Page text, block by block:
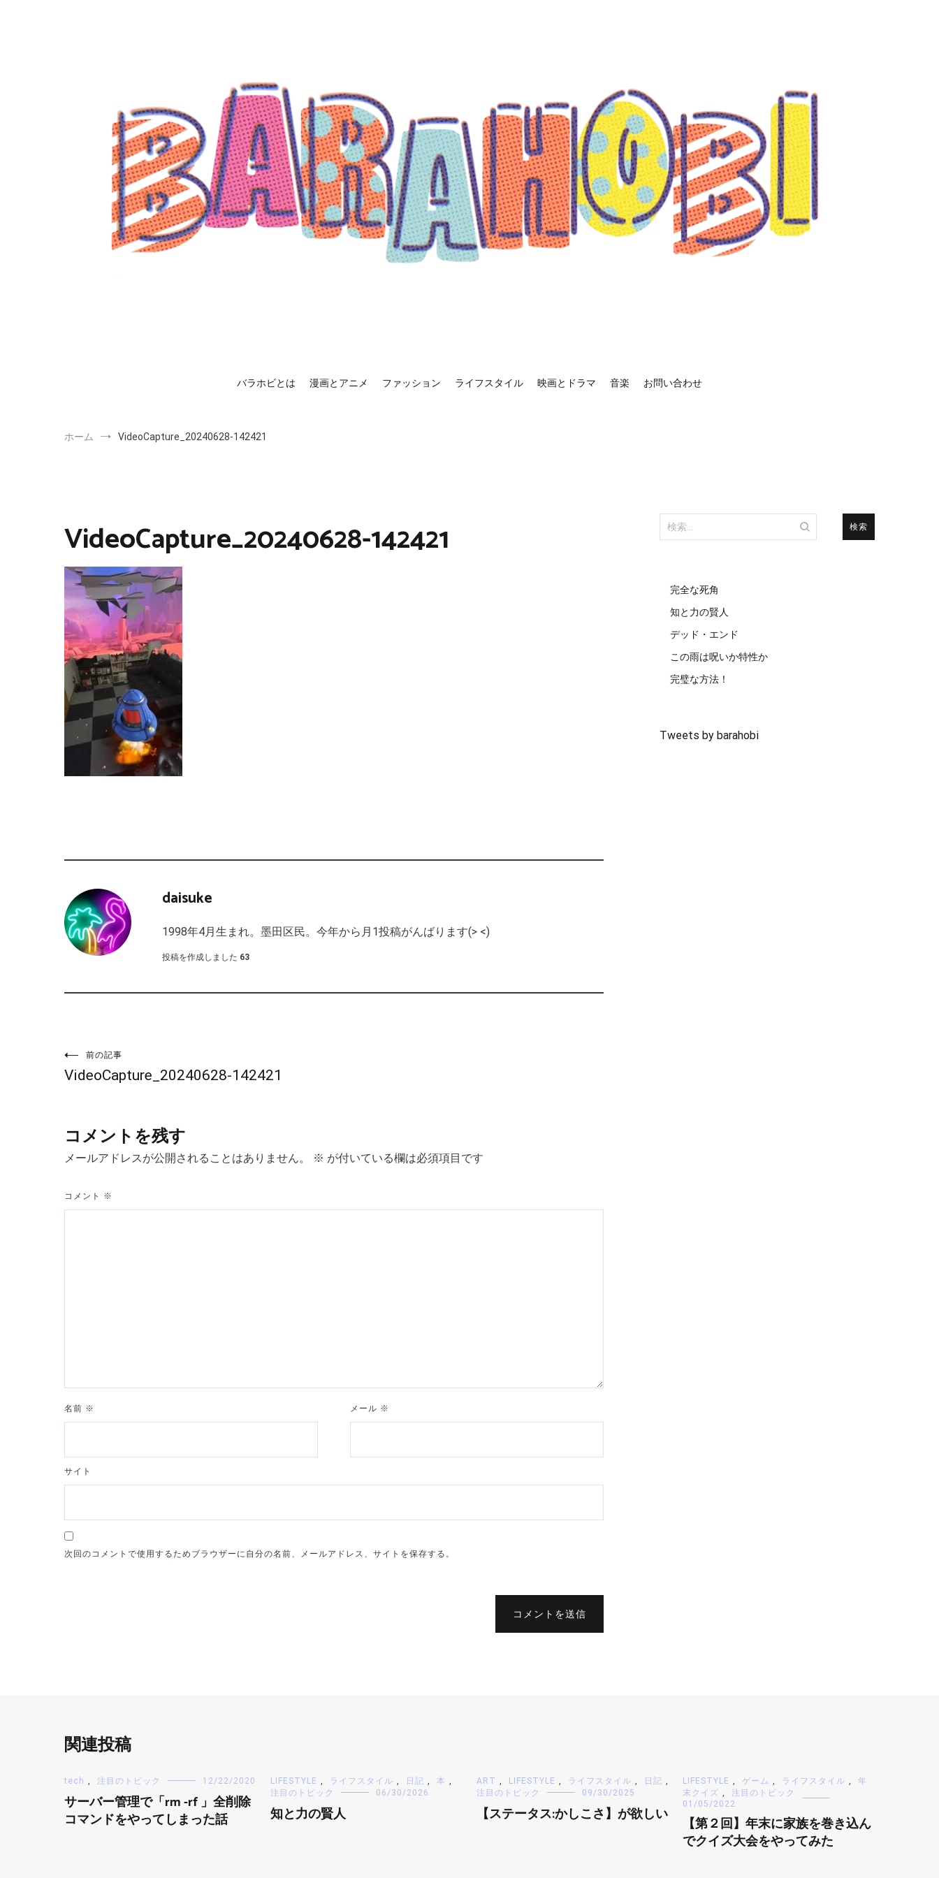
バラホビとは
漫画とアニメ ファッション ライフスタイル 映画とドラマ 音楽 お問い合わせ
ホーム VideoCapture_20240628-142421
VideoCapture_20240628-142421
daisuke
1998年4月生まれ。墨田区民。今年から月1投稿がんばります(> <)
投稿を作成しました 63
投
ナ
ビ
ゲ
前の記事
VideoCapture_20240628-142421
コメントを残す
メールアドレスが公開されることはありません。 ※ が付いている欄は必須項目です
コメント ※
名前 ※ メール ※
サイト
次回のコメントで使用するためブラウザーに自分の名前、メールアドレス、サイトを保存する。
コメントを送信
検
索:
完全な死角
知と力の賢人
デッド・エンド
この雨は呪いか特性か
完璧な方法！
Tweets by barahobi
関連投稿
tech 注目のトピック 12/22/2020
サーバー管理で「rm -rf 」全削除
コマンドをやってしまった話
LIFESTYLE ライフスタイル 日記 本
注目のトピック
06/30/2026
知と力の賢人
ART LIFESTYLE ライフスタイル 日記
注目のトピック
09/30/2025
【ステータス:かしこさ】が欲しい
LIFESTYLE ゲーム ライフスタイル
年
末クイズ
注目のトピック
01/05/2022
【第２回】年末に家族を巻き込ん
でクイズ大会をやってみた